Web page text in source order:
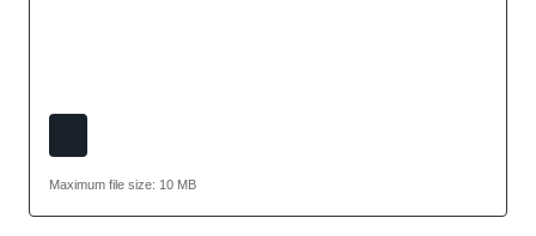
Maximum file size: 10 MB